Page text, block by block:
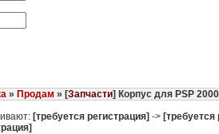
» Продам » [Запчасти] Корпус для PSP
[требуется регистрация] -> [требуется